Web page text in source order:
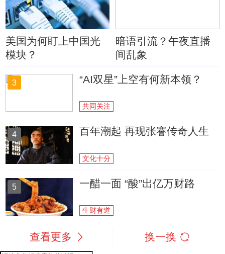
美国为何盯上中国光
模块？
暗语引流？午夜直播
间乱象
3 “AI双星”上空有何新本领？
共同关注
4 百年潮起 再现张謇传奇人生
文化十分
5 一醋一面 “酸”出亿万财路
生财有道
查看更多 换一换